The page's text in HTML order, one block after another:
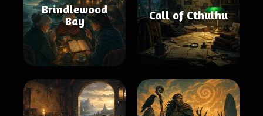
Brindlewood
Bay
Call of Cthulhu